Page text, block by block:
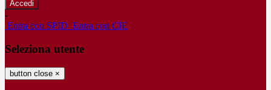
-
Entra con SPID Entra con CIE
Seleziona utente
button close ×